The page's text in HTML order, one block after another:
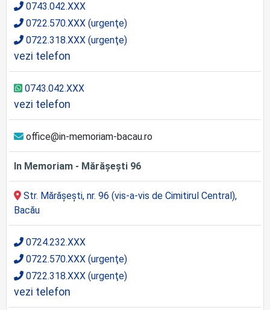
0743.042.XXX
0722.570.XXX (urgenţe)
0722.318.XXX (urgenţe)
vezi telefon
0743.042.XXX
vezi telefon
office@in-memoriam-bacau.ro
In Memoriam - Mărășești 96
Str. Mărășești, nr. 96 (vis-a-vis de Cimitirul Central),
Bacău
0724.232.XXX
0722.570.XXX (urgenţe)
0722.318.XXX (urgenţe)
vezi telefon